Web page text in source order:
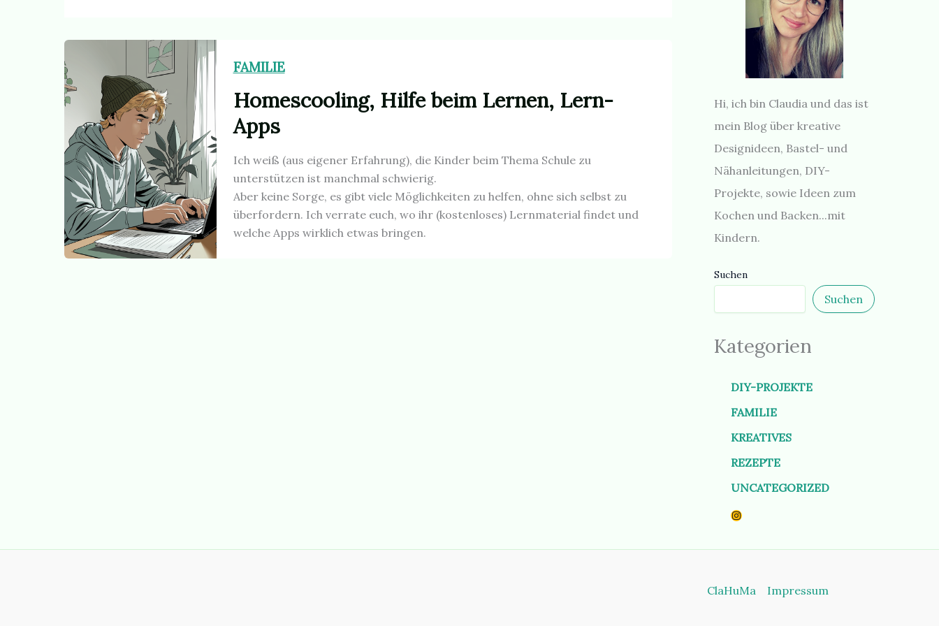
FAMILIE
Homescooling, Hilfe beim Lernen, Lern-
Apps
Ich weiß (aus eigener Erfahrung), die Kinder beim Thema Schule zu
unterstützen ist manchmal schwierig.
Aber keine Sorge, es gibt viele Möglichkeiten zu helfen, ohne sich selbst zu
überfordern. Ich verrate euch, wo ihr (kostenloses) Lernmaterial findet und
welche Apps wirklich etwas bringen.
Hi, ich bin Claudia und das ist
mein Blog über kreative
Designideen, Bastel- und
Nähanleitungen, DIY-
Projekte, sowie Ideen zum
Kochen und Backen...mit
Kindern.
Suchen
Suchen
Kategorien
DIY-PROJEKTE
FAMILIE
KREATIVES
REZEPTE
UNCATEGORIZED
Instagram
ClaHuMa Impressum